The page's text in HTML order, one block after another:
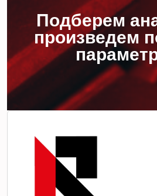
Подберем
произведем